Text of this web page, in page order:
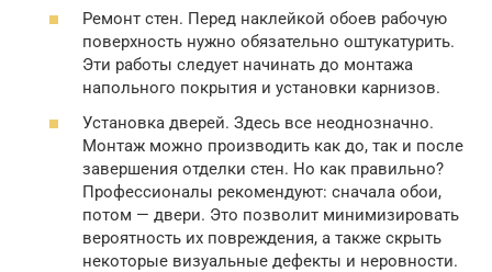
Ремонт стен. Перед наклейкой обоев рабочую
поверхность нужно обязательно оштукатурить.
Эти работы следует начинать до монтажа
напольного покрытия и установки карнизов.
Установка дверей. Здесь все неоднозначно.
Монтаж можно производить как до, так и после
завершения отделки стен. Но как правильно?
Профессионалы рекомендуют: сначала обои,
потом — двери. Это позволит минимизировать
вероятность их повреждения, а также скрыть
некоторые визуальные дефекты и неровности.